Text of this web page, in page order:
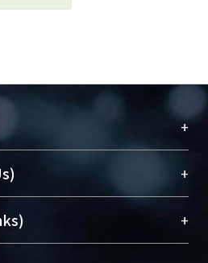
+
之列，為永久珍藏及向國際
果及學術能量，圖書館整合
術庫（AH）不同功能平
NTU scholars。期能整合研
+
Library)
+